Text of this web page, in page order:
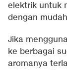
elektrik untuk
dengan
Jika
ke berbagai
aromanya